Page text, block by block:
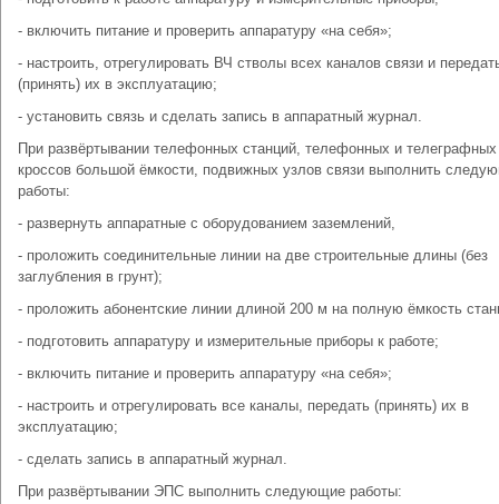
- включить питание и проверить аппаратуру «на себя»;
- настроить, отрегулировать ВЧ стволы всех каналов связи и
(принять) их в эксплуатацию;
- установить связь и сделать запись в аппаратный журнал.
При развёртывании телефонных станций, телефонных и телеграфных
кроссов большой ёмкости, подвижных узлов связи выполнить
работы:
- развернуть аппаратные с оборудованием заземлений,
- проложить соединительные линии на две строительные длины (без
заглубления в грунт);
- проложить абонентские линии длиной 200 м на полную ёмкость
- подготовить аппаратуру и измерительные приборы к работе;
- включить питание и проверить аппаратуру «на себя»;
- настроить и отрегулировать все каналы, передать (принять) их в
эксплуатацию;
- сделать запись в аппаратный журнал.
При развёртывании ЭПС выполнить следующие работы: